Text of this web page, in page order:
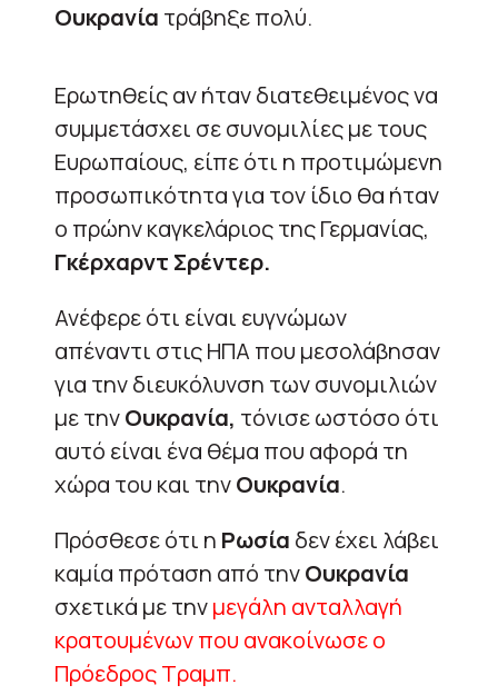
Ουκρανία τράβηξε πολύ.
Ερωτηθείς αν ήταν διατεθειμένος να
συμμετάσχει σε συνομιλίες με τους
Ευρωπαίους, είπε ότι η προτιμώμενη
προσωπικότητα για τον ίδιο θα ήταν
ο πρώην καγκελάριος της Γερμανίας,
Γκέρχαρντ Σρέντερ.
Ανέφερε ότι είναι ευγνώμων
απέναντι στις ΗΠΑ που μεσολάβησαν
για την διευκόλυνση των συνομιλιών
με τηνΟυκρανία, τόνισε ωστόσο ότι
αυτό είναι ένα θέμα που αφορά τη
χώρα του και τηνΟυκρανία.
Πρόσθεσε ότι η Ρωσία δεν έχει λάβει
καμία πρόταση από τηνΟυκρανία
σχετικά με τηνμεγάλη ανταλλαγή
κρατουμένων που ανακοίνωσε ο
Πρόεδρος Τραμπ.